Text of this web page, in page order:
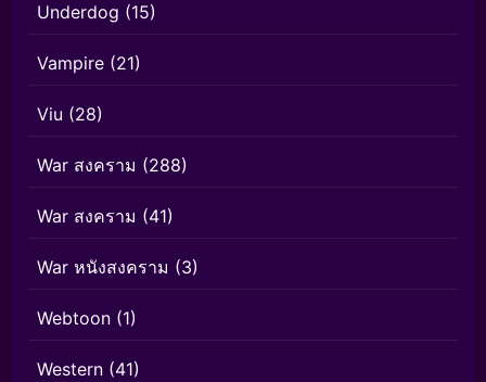
Underdog (15)
Vampire (21)
Viu (28)
War สงคราม (288)
War สงคราม (41)
War หนังสงคราม (3)
Webtoon (1)
Western (41)